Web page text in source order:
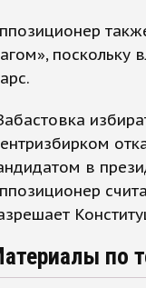
поскольку
в
по